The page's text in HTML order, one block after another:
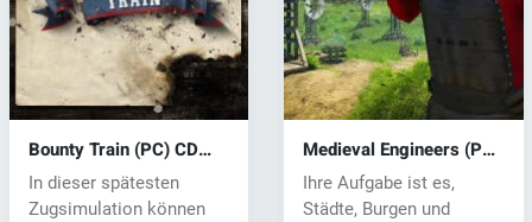
Bounty Train (PC) CD
key
In dieser spätesten
Zugsimulation können
Medieval Engineers (PC)
CD key
Ihre Aufgabe ist es,
Städte, Burgen und